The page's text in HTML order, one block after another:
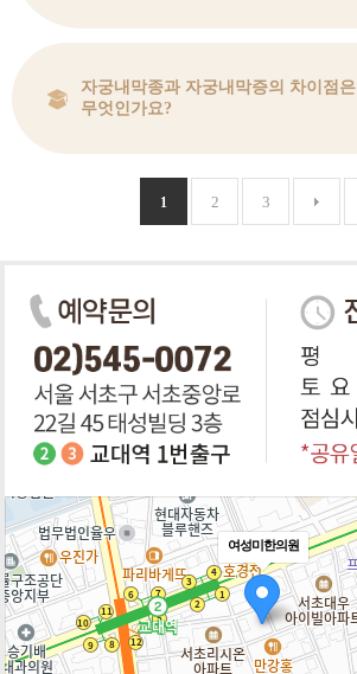
자궁내막종과 자궁내막증의 차이점은
무엇인가요?
1 2 3
여성미한의원